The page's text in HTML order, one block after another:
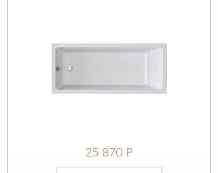
25 870 Р